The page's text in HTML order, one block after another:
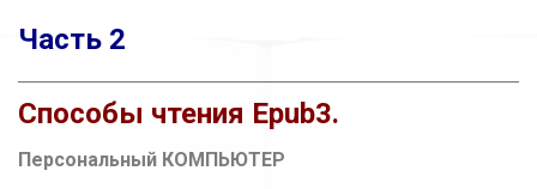
Часть 2
Способы чтения Epub3.
Персональный КОМПЬЮТЕР